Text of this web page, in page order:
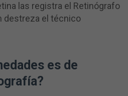
las registra el Retinógrafo
destreza el técnico
es de